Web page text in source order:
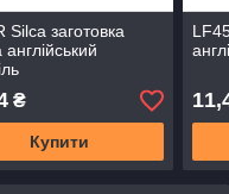
Silca заготовка
₴
Купити